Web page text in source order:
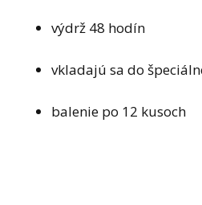
výdrž 48 hodín
vkladajú sa do
balenie po 12 kusoch